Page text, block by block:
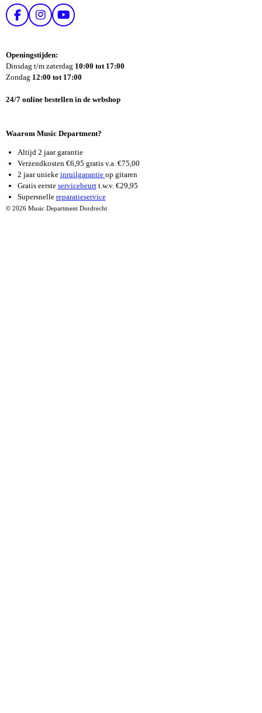
F
B
O
O
I
T
A
G
R
M
Y
U
B
E
Openingstijden:
Dinsdag t/m zaterdag 10:00 tot 17:00
Zondag 12:00 tot 17:00
24/7 online bestellen in de webshop
Waarom Music Department?
Altijd 2 jaar garantie
Verzendkosten €6,95 gratis v.a. €75,00
2 jaar unieke inruilgarantie op gitaren
Gratis eerste servicebeurtt.w.v. €29,95
Supersnelle reparatieservice
© 2026 Music Department Dordrecht